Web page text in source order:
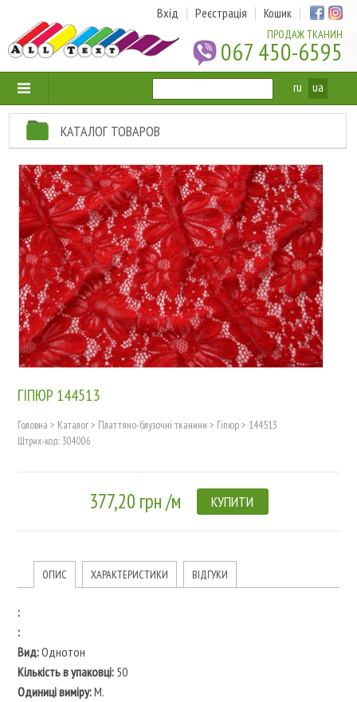
ПРОДАЖ ТКАНИН
067 450-6595
Вхід Реєстрація Кошик
ru ua
КАТАЛОГ ТОВАРОВ
ГІПЮР 144513
Головна > Каталог> Платтяно-блузочні тканини > Гіпюр> 144513
Штрих-код: 304006
377,20 грн /м КУПИТИ
ОПИС ХАРАКТЕРИСТИКИ ВІДГУКИ
:
:
Вид:Однотон
Кількість в упаковці:50
Одиниці виміру:М.